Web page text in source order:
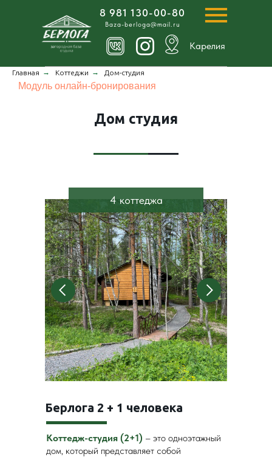
8 981 130-00-80
Baza-berloga@mail.ru
Карелия
Главная → Коттеджи → Дом-студия
Модуль онлайн-бронирования
Дом студия
Берлога 2 + 1 человека
Коттедж-студия (2+1) – это одноэтажный
дом, который представляет собой
4 коттеджа